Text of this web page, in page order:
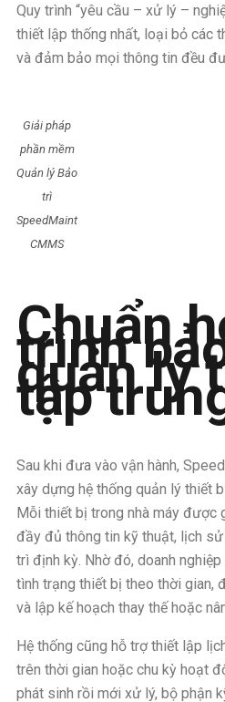
Quy trình “yêu cầu – xử lý –
thiết lập thống nhất, loại bỏ các
và đảm bảo mọi thông tin đều
Giải pháp
phần mềm
Quản lý Bảo
trì
SpeedMaint
CMMS
Chuẩn
trình
quản lý
tập
Sau khi đưa vào vận hành,
xây dựng hệ thống quản lý thiết
Mỗi thiết bị trong nhà máy được
đầy đủ thông tin kỹ thuật, lịch
trì định kỳ. Nhờ đó, doanh
tình trạng thiết bị theo thời gian,
và lập kế hoạch thay thế hoặc
Hệ thống cũng hỗ trợ thiết lập
trên thời gian hoặc chu kỳ hoạt
phát sinh rồi mới xử lý, bộ phận